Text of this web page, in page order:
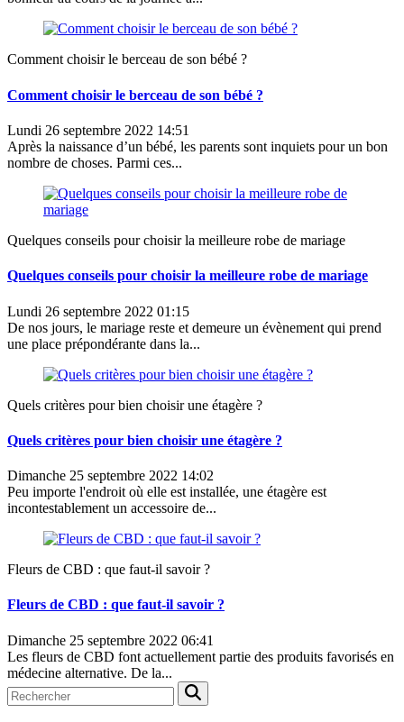
Comment choisir le berceau de son bébé ?
Comment choisir le berceau de son bébé ?
Lundi 26 septembre 2022 14:51
Après la naissance d’un bébé, les parents sont inquiets pour un bon
nombre de choses. Parmi ces...
Quelques conseils pour choisir la meilleure robe de mariage
Quelques conseils pour choisir la meilleure robe de mariage
Lundi 26 septembre 2022 01:15
De nos jours, le mariage reste et demeure un évènement qui prend
une place prépondérante dans la...
Quels critères pour bien choisir une étagère ?
Quels critères pour bien choisir une étagère ?
Dimanche 25 septembre 2022 14:02
Peu importe l'endroit où elle est installée, une étagère est
incontestablement un accessoire de...
Fleurs de CBD : que faut-il savoir ?
Fleurs de CBD : que faut-il savoir ?
Dimanche 25 septembre 2022 06:41
Les fleurs de CBD font actuellement partie des produits favorisés en
médecine alternative. De la...